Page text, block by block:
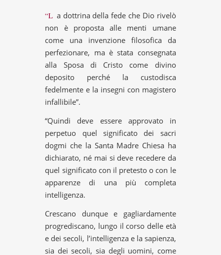
“La dottrina della fede che Dio rivelò
non è proposta alle menti umane
come una invenzione filosofica da
perfezionare, ma è stata consegnata
alla Sposa di Cristo come divino
deposito perché la custodisca
fedelmente e la insegni con magistero
infallibile”.
“Quindi deve essere approvato in
perpetuo quel significato dei sacri
dogmi che la Santa Madre Chiesa ha
dichiarato, né mai si deve recedere da
quel significato con il pretesto o con le
apparenze di una più completa
intelligenza.
Crescano dunque e gagliardamente
progrediscano, lungo il corso delle età
e dei secoli, l’intelligenza e la sapienza,
sia dei secoli, sia degli uomini, come